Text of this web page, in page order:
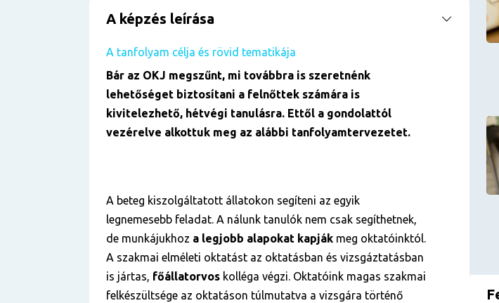
A képzés leírása
A tanfolyam célja és rövid tematikája
Bár az OKJ megszűnt, mi továbbra is szeretnénk
lehetőséget biztosítani a felnőttek számára is
kivitelezhető, hétvégi tanulásra. Ettől a gondolattól
vezérelve alkottuk meg az alábbi tanfolyamtervezetet.
A beteg kiszolgáltatott állatokon segíteni az egyik
legnemesebb feladat. A nálunk tanulók nem csak segíthetnek,
de munkájukhoz a legjobb alapokat kapják meg oktatóinktól.
A szakmai elméleti oktatást az oktatásban és vizsgáztatásban
is jártas, főállatorvos kolléga végzi. Oktatóink magas szakmai
felkészültsége az oktatáson túlmutatva a vizsgára történő